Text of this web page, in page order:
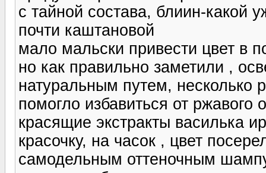
с тайной состава, блиин-какой
почти каштановой
мало мальски привести цвет в
но как правильно заметили ,
натуральным путем, несколько
помогло избавиться от
красящие экстракты василька
красочку, на часок , цвет
самодельным оттеночным